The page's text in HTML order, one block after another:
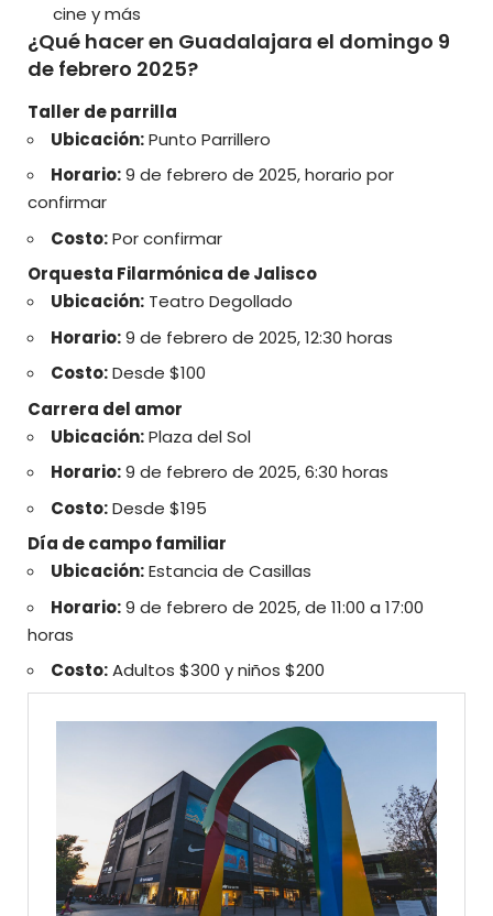
cine y más
¿Qué hacer en Guadalajara el domingo 9
de febrero 2025?
Taller de parrilla
Ubicación:Punto Parrillero
Horario:9 de febrero de 2025, horario por
confirmar
Costo:Por confirmar
Orquesta Filarmónica de Jalisco
Ubicación: Teatro Degollado
Horario:9 de febrero de 2025, 12:30 horas
Costo:Desde $100
Carrera del amor
Ubicación:Plaza del Sol
Horario:9 de febrero de 2025, 6:30 horas
Costo:Desde $195
Día de campo familiar
Ubicación:Estancia de Casillas
Horario:9 de febrero de 2025, de 11:00 a 17:00
horas
Costo:Adultos $300 y niños $200